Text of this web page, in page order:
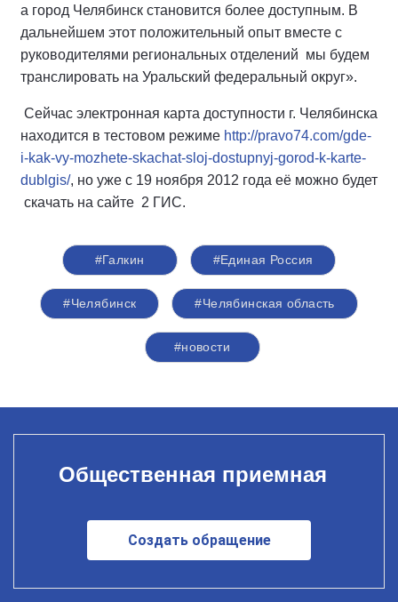
а город Челябинск становится более доступным. В
дальнейшем этот положительный опыт вместе с
руководителями региональных отделений мы будем
транслировать на Уральский федеральный округ».
Сейчас электронная карта доступности г. Челябинска
находится в тестовом режиме http://pravo74.com/gde-
i-kak-vy-mozhete-skachat-sloj-dostupnyj-gorod-k-karte-
dublgis/, но уже с 19 ноября 2012 года её можно будет
скачать на сайте 2 ГИС.
#Галкин #Единая Россия
#Челябинск #Челябинская область
#новости
Общественная приемная
Создать обращение